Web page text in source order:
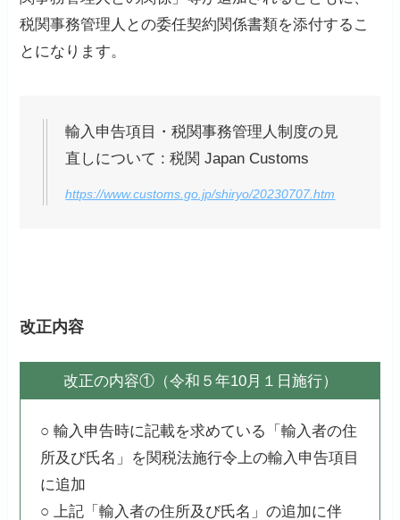
税関事務管理人との委任契約関係書類を添付するこ
とになります。
輸入申告項目・税関事務管理人制度の見
直しについて : 税関 Japan Customs
https://www.customs.go.jp/shiryo/20230707.htm
改正内容
改正の内容①（令和５年10月１日施行）
○ 輸入申告時に記載を求めている「輸入者の住
所及び氏名」を関税法施行令上の輸入申告項目
に追加
○ 上記「輸入者の住所及び氏名」の追加に伴